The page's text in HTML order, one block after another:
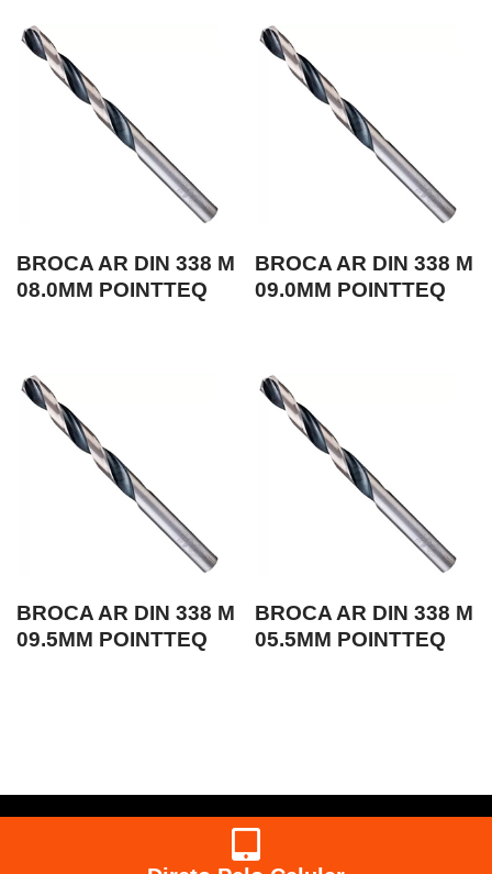
BROCA AR DIN 338 M
08.0MM POINTTEQ
BROCA AR DIN 338 M
09.0MM POINTTEQ
BROCA AR DIN 338 M
09.5MM POINTTEQ
BROCA AR DIN 338 M
05.5MM POINTTEQ